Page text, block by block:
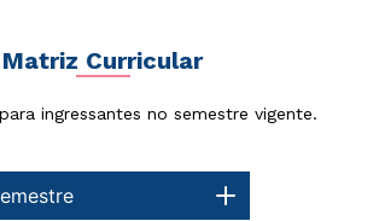
Matriz Curricular
ingressantes no semestre vigente.